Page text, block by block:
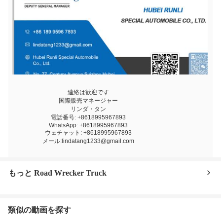
連絡は歓迎です
国際販売マネージャー
リンダ・タン
電話番号: +8618995967893
WhatsApp: +8618995967893
ウェチャット: +8618995967893
メール:lindatang1233@gmail.com
もっと Road Wrecker Truck
類似の動画を探す